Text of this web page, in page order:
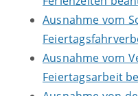
Ausnahme vom
Ausnahme vom
Feiertagsarbeit